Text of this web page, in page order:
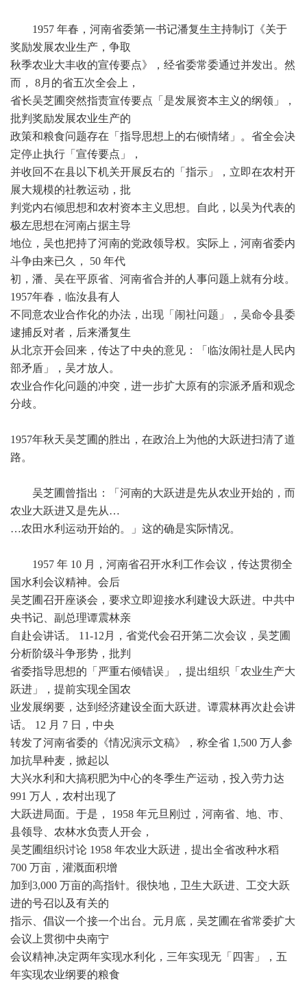
1957 年春，河南省委第一书记潘复生主持制订《关于
奖励发展农业生产，争取
秋季农业大丰收的宣传要点》，经省委常委通过并发出。然
而， 8月的省五次全会上，
省长吴芝圃突然指责宣传要点「是发展资本主义的纲领」，
批判奖励发展农业生产的
政策和粮食问题存在「指导思想上的右倾情绪」。省全会决
定停止执行「宣传要点」，
并收回不在县以下机关开展反右的「指示」，立即在农村开
展大规模的社教运动，批
判党内右倾思想和农村资本主义思想。自此，以吴为代表的
极左思想在河南占据主导
地位，吴也把持了河南的党政领导权。实际上，河南省委内
斗争由来已久， 50 年代
初，潘、吴在平原省、河南省合并的人事问题上就有分歧。
1957年春，临汝县有人
不同意农业合作化的办法，出现「闹社问题」，吴命令县委
逮捕反对者，后来潘复生
从北京开会回来，传达了中央的意见：「临汝闹社是人民内
部矛盾」，吴才放人。
农业合作化问题的冲突，进一步扩大原有的宗派矛盾和观念
分歧。
1957年秋天吴芝圃的胜出，在政治上为他的大跃进扫清了道
路。
吴芝圃曾指出：「河南的大跃进是先从农业开始的，而
农业大跃进又是先从…
…农田水利运动开始的。」这的确是实际情况。
1957 年 10 月，河南省召开水利工作会议，传达贯彻全
国水利会议精神。会后
吴芝圃召开座谈会，要求立即迎接水利建设大跃进。中共中
央书记、副总理谭震林亲
自赴会讲话。 11-12月，省党代会召开第二次会议，吴芝圃
分析阶级斗争形势，批判
省委指导思想的「严重右倾错误」，提出组织「农业生产大
跃进」，提前实现全国农
业发展纲要，达到经济建设全面大跃进。谭震林再次赴会讲
话。 12 月 7 日，中央
转发了河南省委的《情况演示文稿》，称全省 1,500 万人参
加抗旱种麦，掀起以
大兴水利和大搞积肥为中心的冬季生产运动，投入劳力达
991 万人，农村出现了
大跃进局面。于是， 1958 年元旦刚过，河南省、地、巿、
县领导、农林水负责人开会，
吴芝圃组织讨论 1958 年农业大跃进，提出全省改种水稻
700 万亩，灌溉面积增
加到3,000 万亩的高指针。很快地，卫生大跃进、工交大跃
进的号召以及有关的
指示、倡议一个接一个出台。元月底，吴芝圃在省常委扩大
会议上贯彻中央南宁
会议精神,决定两年实现水利化，三年实现无「四害」，五
年实现农业纲要的粮食